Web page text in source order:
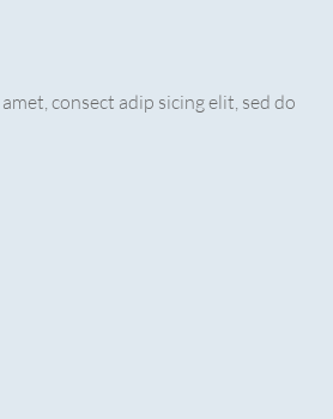
consect adip sicing elit, sed do